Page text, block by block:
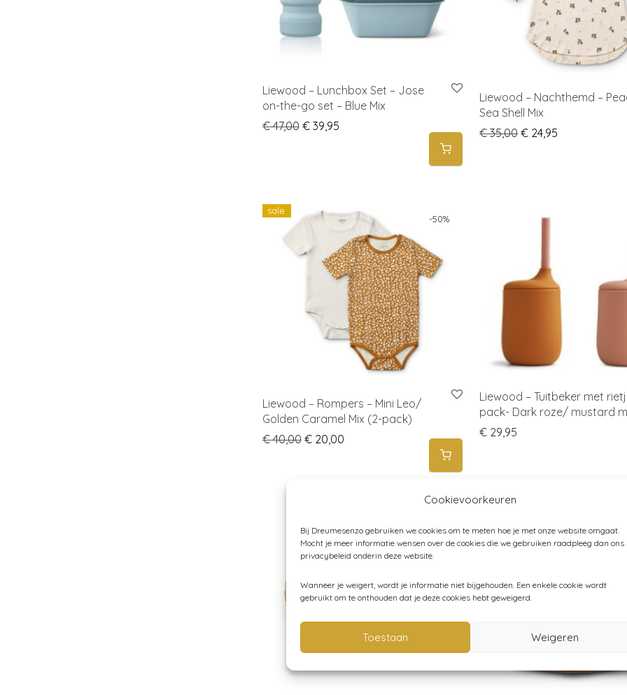
Cookievoorkeuren
Bij Dreumesenzo gebruiken we cookies om te meten hoe je met onze website omgaat.
Mocht je meer informatie wensen over de cookies die we gebruiken raadpleeg dan ons
privacybeleid onderin deze website.
Wanneer je weigert, wordt je informatie niet bijgehouden. Een enkele cookie wordt
gebruikt om te onthouden dat je deze cookies hebt geweigerd.
Toestaan Weigeren
Liewood – Lunchbox Set – Jose
on-the-go set – Blue Mix
€47,00 Original price was: € 47,00.
€39,95Current price is: € 39,95.
Liewood – Nachthemd –
Sea Shell Mix
€35,00 Original price was: €
€24,95Current price
-50%
sale
Liewood – Rompers – Mini Leo/
Golden Caramel Mix (2-pack)
€40,00 Original price was: € 40,00.
€20,00Current price is: € 20,00.
Liewood – Tuitbeker met
pack- Dark roze/ mustard
€29,95